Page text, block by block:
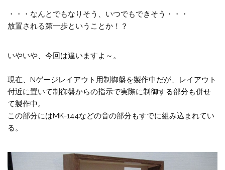
・・・なんとでもなりそう、いつでもできそう・・・
放置される第一歩ということか！？
いやいや、今回は違いますよ～。
現在、Nゲージレイアウト用制御盤を製作中だが、レイアウト
付近に置いて制御盤からの指示で実際に制御する部分も併せ
て製作中。
この部分にはMK-144などの音の部分もすでに組み込まれてい
る。